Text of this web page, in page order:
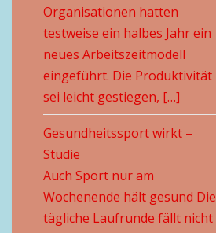
Organisationen hatten
testweise ein halbes Jahr ein
neues Arbeitszeitmodell
eingeführt. Die Produktivität
sei leicht gestiegen, […]
Gesundheitssport wirkt –
Studie
Auch Sport nur am
Wochenende hält gesund Die
tägliche Laufrunde fällt nicht